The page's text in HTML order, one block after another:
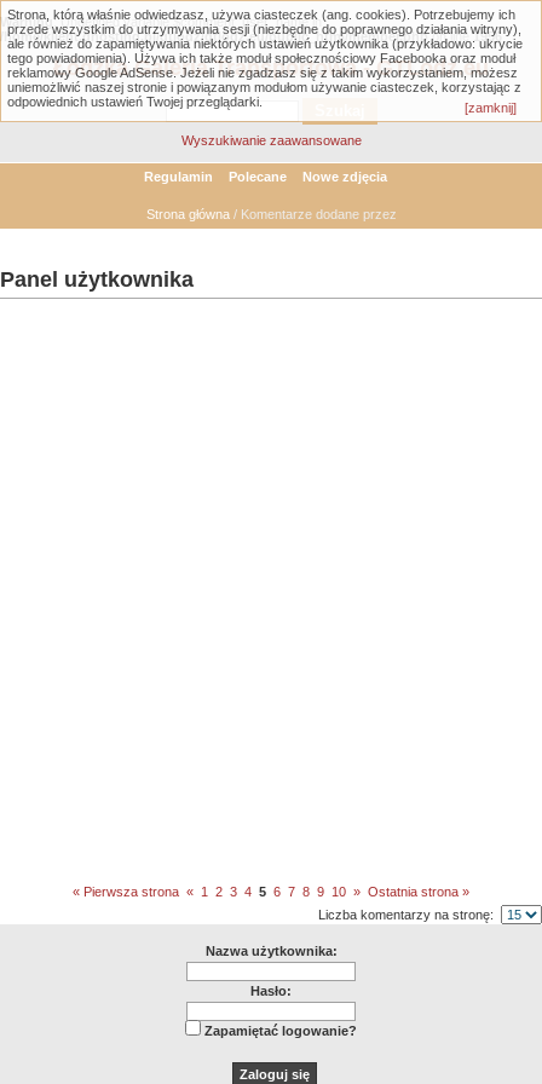
Warning : Undefined variable $comment_user_name in
/home/klient.dhosting.pl/gtlodz/gtlodz.eu/public_html/member.phpon line1956
Łódzka Galeria Transportowa - GTLodz.eu
Wyszukiwanie zaawansowane
Regulamin Polecane Nowe zdjęcia
Strona główna/ Komentarze dodane przez
Panel użytkownika
« Pierwsza strona « 1 2 3 4 5 6 7 8 9 10 » Ostatnia strona »
Liczba komentarzy na stronę:
Nazwa użytkownika:
Hasło:
Zapamiętać logowanie?
Strona, którą właśnie odwiedzasz, używa ciasteczek (ang. cookies). Potrzebujemy ich
przede wszystkim do utrzymywania sesji (niezbędne do poprawnego działania witryny),
ale również do zapamiętywania niektórych ustawień użytkownika (przykładowo: ukrycie
tego powiadomienia). Używa ich także moduł społecznościowy Facebooka oraz moduł
reklamowy Google AdSense. Jeżeli nie zgadzasz się z takim wykorzystaniem, możesz
uniemożliwić naszej stronie i powiązanym modułom używanie ciasteczek, korzystając z
odpowiednich ustawień Twojej przeglądarki.
[zamknij]